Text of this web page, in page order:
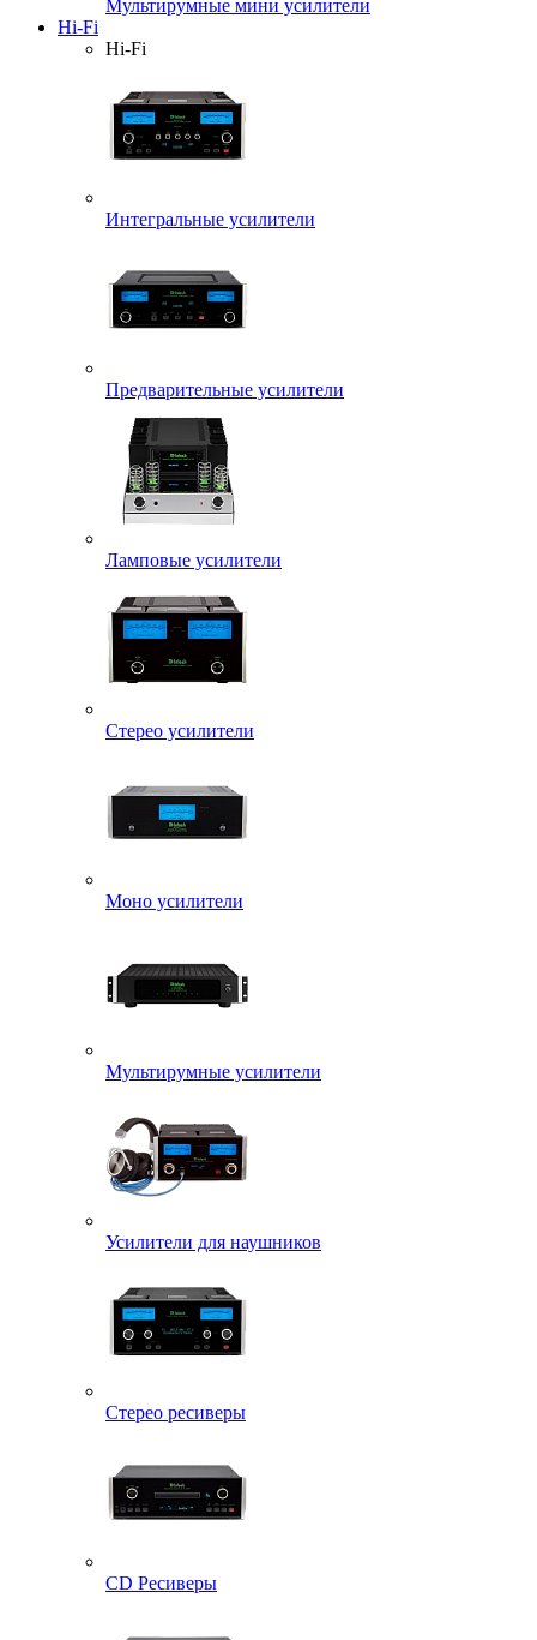
Мультирумные мини усилители
Hi-Fi
Hi-Fi
Интегральные усилители
Предварительные усилители
Ламповые усилители
Стерео усилители
Моно усилители
Мультирумные усилители
Усилители для наушников
Стерео ресиверы
CD Ресиверы